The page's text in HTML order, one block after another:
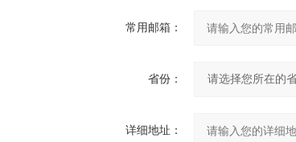
常用邮箱：
省份：
详细地址：